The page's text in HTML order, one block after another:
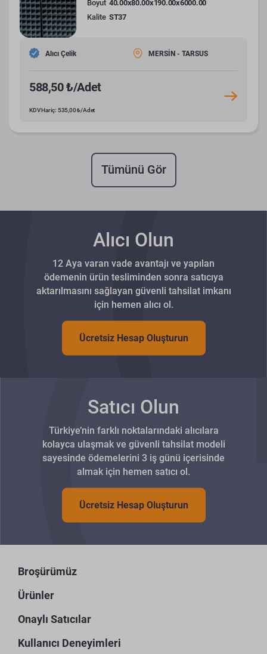
Boyut 40.00x80.00x190.00x6000.00
Kalite ST37
Alıcı Çelik MERSİN - TARSUS
588,50 ₺/Adet
KDV Hariç: 535,00 ₺/Adet
Tümünü Gör
Alıcı Olun
12 Aya varan vade avantajı ve yapılan
ödemenin ürün tesliminden sonra satıcıya
aktarılmasını sağlayan güvenli tahsilat imkanı
için hemen alıcı ol.
Ücretsiz Hesap Oluşturun
Satıcı Olun
Türkiye’nin farklı noktalarındaki alıcılara
kolayca ulaşmak ve güvenli tahsilat modeli
sayesinde ödemelerini 3 iş günü içerisinde
almak için hemen satıcı ol.
Ücretsiz Hesap Oluşturun
Broşürümüz
Ürünler
Onaylı Satıcılar
Kullanıcı Deneyimleri